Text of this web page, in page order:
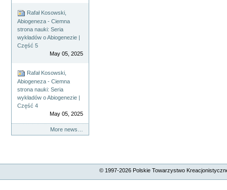
Rafał Kosowski,
Abiogeneza - Ciemna
strona nauki: Seria
wykładów o Abiogenezie |
Część 5
May 05, 2025
Rafał Kosowski,
Abiogeneza - Ciemna
strona nauki: Seria
wykładów o Abiogenezie |
Część 4
May 05, 2025
More news…
© 1997-2026Polskie Towarzystwo